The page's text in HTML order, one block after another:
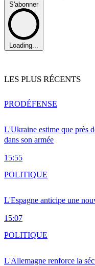
S'abonner
Loading...
LES PLUS RÉCENTS
L'Ukraine estime que près
dans son armée
15:55
PRODÉFENSE
L'Espagne anticipe une
15:07
POLITIQUE
L'Allemagne renforce la
POLITIQUE